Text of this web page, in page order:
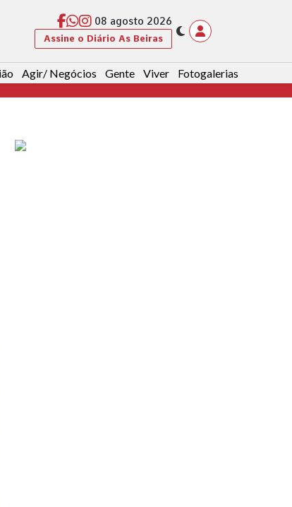
08 agosto 2026
Assine o Diário As Beiras
Agir/ Negócios Gente Viver Fotogalerias